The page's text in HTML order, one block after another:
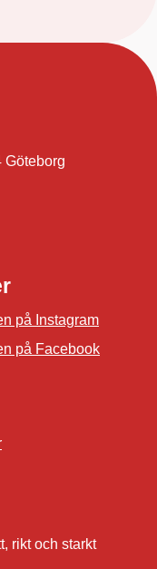
Göteborg
på Instagram
på Facebook
rikt och starkt